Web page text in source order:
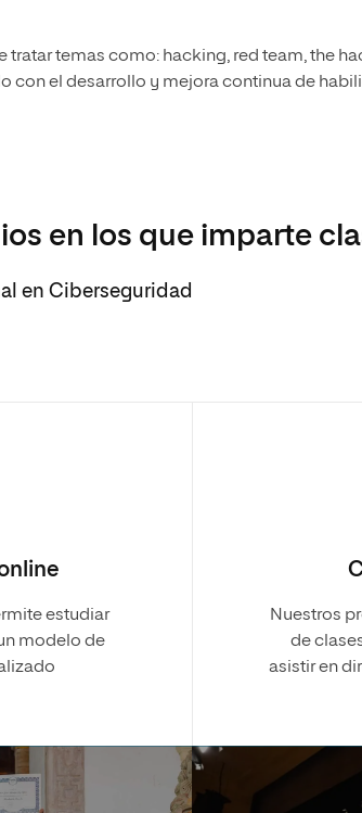
tratar temas como: hacking, red team, the
con el desarrollo y mejora continua de
en los que imparte
en Ciberseguridad
estudiar
modelo de
Nuestros
de
asistir en